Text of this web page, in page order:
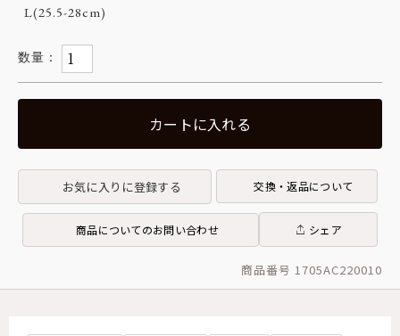
L(25.5-28cm)
カートに入れる
お気に入りに登録する 交換・返品について
商品についてのお問い合わせ シェア
商品番号 1705AC220010